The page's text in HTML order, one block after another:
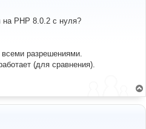
PHP 8.0.2 с нуля?
разрешениями.
(для сравнения).